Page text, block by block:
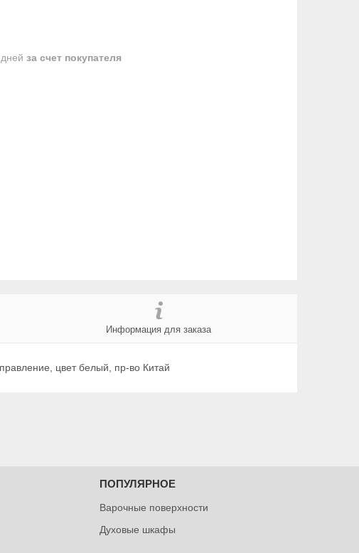
за счет покупателя
Информация для заказа
цвет белый, пр-во Китай
ПОПУЛЯРНОЕ
Варочные поверхности
Духовые шкафы